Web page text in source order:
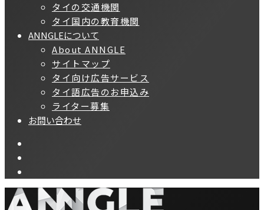
タイの交通機関
タイ国内の教育機関
ANNGLEについて
About ANNGLE
サイトマップ
タイ向け広告サービス
タイ語広告のお申込み
ライター募集
お問い合わせ